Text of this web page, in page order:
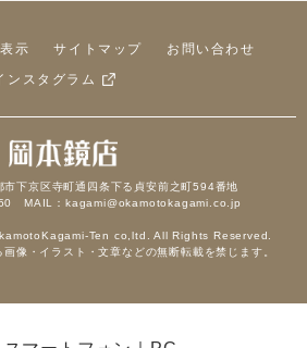
示 サイトマップ
お問い合わせ
ンスタグラム
下京区寺町通四条下る貞安前之町594番地
MAIL：kagami@okamotokagami.co.jp
Ten co,ltd. All Rights Reserved.
像・イラスト・文章などの無断転載を禁じます。